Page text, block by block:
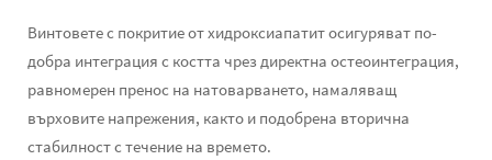
Винтовете с покритие от хидроксиапатит осигуряват по-
добра интеграция с костта чрез директна остеоинтеграция,
равномерен пренос на натоварването, намаляващ
върховите напрежения, както и подобрена вторична
стабилност с течение на времето.